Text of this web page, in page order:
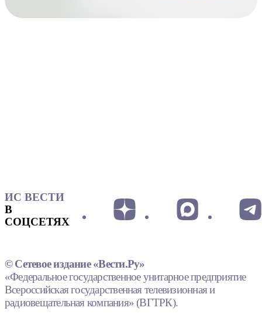
ИС ВЕСТИ
В
СОЦСЕТЯХ
© Сетевое издание «Вести.Ру»
«Федеральное государственное унитарное предприятие
Всероссийская государственная телевизионная и
радиовещательная компания» (ВГТРК).